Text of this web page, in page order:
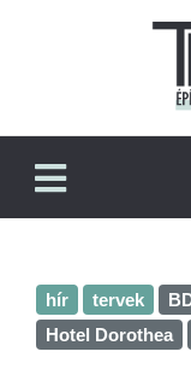
hír tervek
Hotel Dorothea